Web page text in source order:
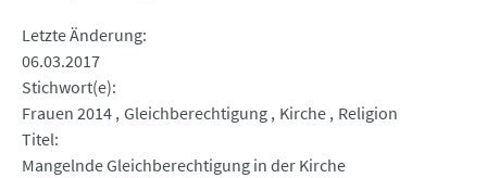
Letzte Änderung
06.03.2017
Stichwort(e)
Frauen 2014 Gleichberechtigung Kirche Religion
Titel
Mangelnde Gleichberechtigung in der Kirche